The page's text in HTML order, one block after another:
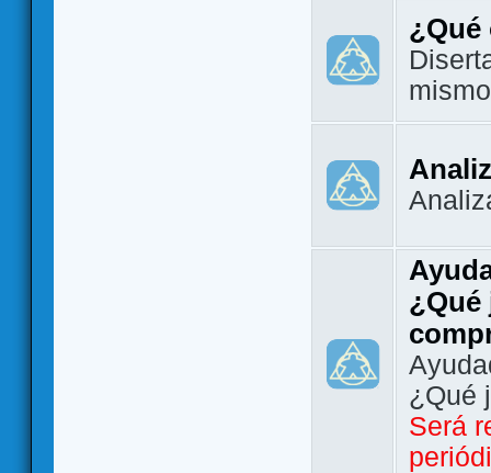
¿Qué
¿Qué
¿Qué
Será